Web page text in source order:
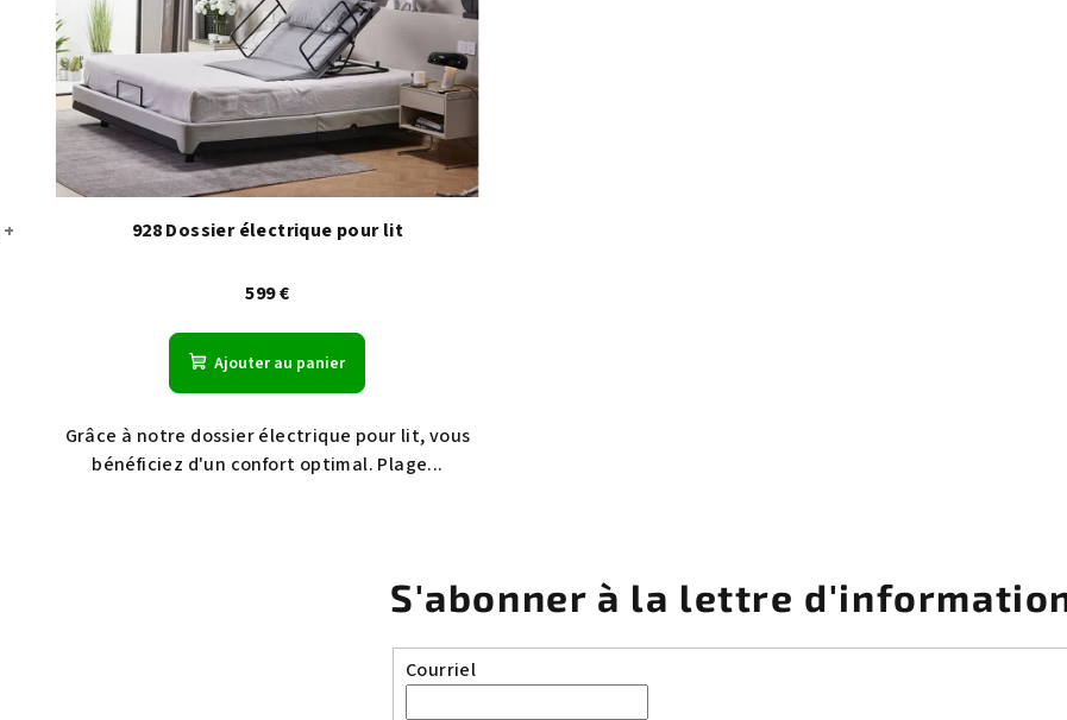
+
928 Dossier électrique pour lit
599 €
Ajouter au panier
Grâce à notre dossier électrique pour lit, vous
bénéficiez d'un confort optimal. Plage...
S'abonner à la lettre
Courriel